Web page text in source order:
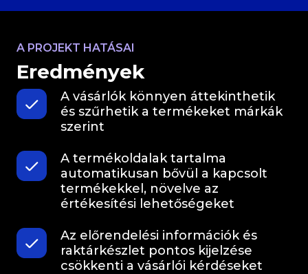
A PROJEKT HATÁSAI
Eredmények
A vásárlók könnyen áttekinthetik
és szűrhetik a termékeket márkák
szerint
A termékoldalak tartalma
automatikusan bővül a kapcsolt
termékekkel, növelve az
értékesítési lehetőségeket
Az előrendelési információk és
raktárkészlet pontos kijelzése
csökkenti a vásárlói kérdéseket